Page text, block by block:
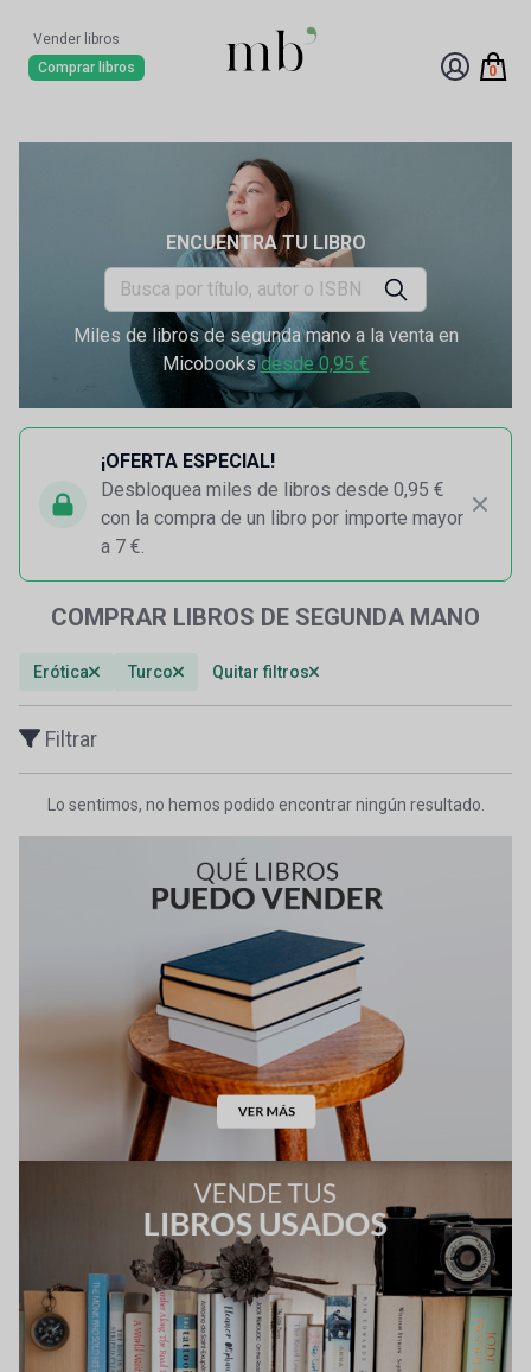
Vender libros
Comprar libros
0
ENCUENTRA TU LIBRO
Miles de libros de segunda mano a la venta en
Micobooksdesde 0,95 €
¡OFERTA ESPECIAL!
Desbloquea miles de libros desde 0,95 €
con la compra de un libro por importe mayor
a 7 €.
COMPRAR LIBROS DE SEGUNDA MANO
Erótica Turco Quitar filtros
Filtrar
Lo sentimos, no hemos podido encontrar ningún resultado.